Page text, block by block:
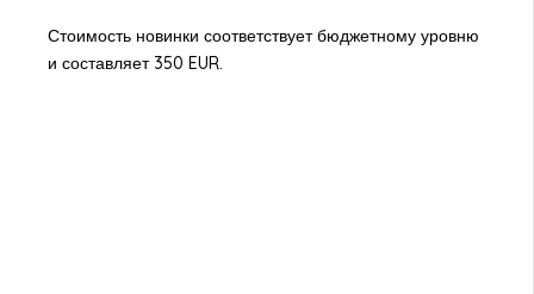
Стоимость новинки соответствует бюджетному уровню
и составляет 350 EUR.